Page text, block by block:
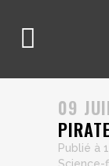
09
Publié à